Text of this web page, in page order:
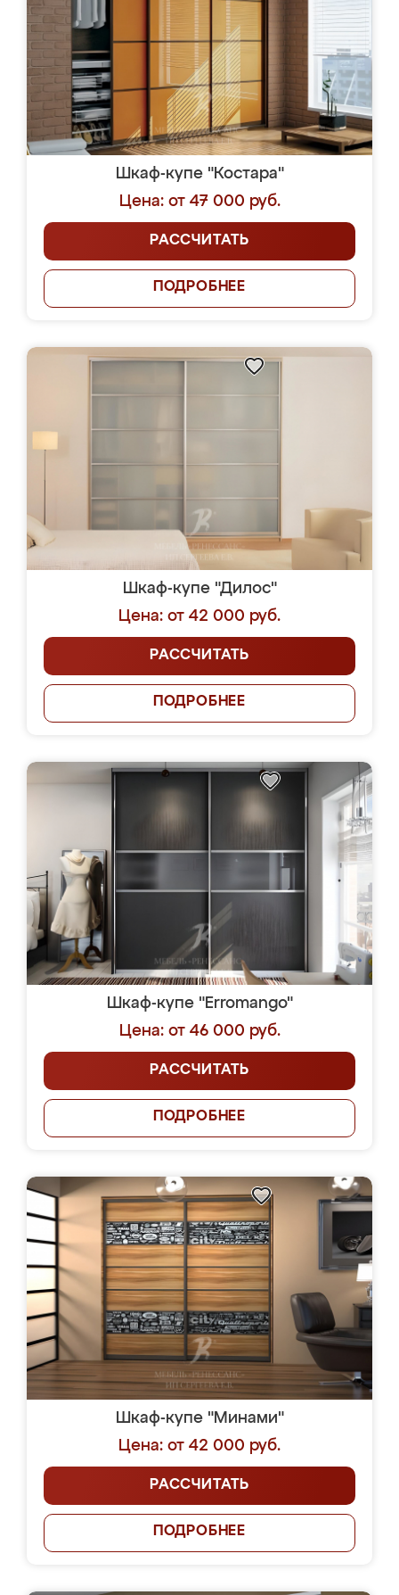
Шкаф-купе "Костара"
Цена: от 47 000 руб.
РАССЧИТАТЬ
ПОДРОБНЕЕ
Шкаф-купе "Дилос"
Цена: от 42 000 руб.
РАССЧИТАТЬ
ПОДРОБНЕЕ
Шкаф-купе "Erromango"
Цена: от 46 000 руб.
РАССЧИТАТЬ
ПОДРОБНЕЕ
Шкаф-купе "Минами"
Цена: от 42 000 руб.
РАССЧИТАТЬ
ПОДРОБНЕЕ